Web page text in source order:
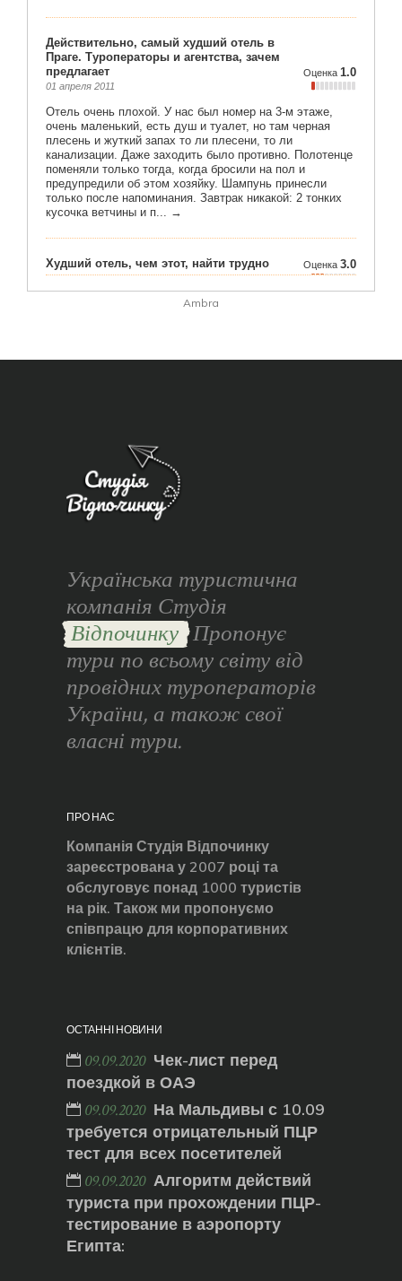
Ambra
Українська туристична
компанія Студія
Відпочинку Пропонує
тури по всьому світу від
провідних туроператорів
України, а також свої
власні тури.
ПРО НАС
Компанія Студія Відпочинку
зареєстрована у 2007 році та
обслуговує понад 1000 туристів
на рік. Також ми пропонуємо
співпрацю для корпоративних
клієнтів.
ОСТАННІ НОВИНИ
09.09.2020 Чек-лист перед
поездкой в ОАЭ
09.09.2020 На Мальдивы с 10.09
требуется отрицательный ПЦР
тест для всех посетителей
09.09.2020 Алгоритм действий
туриста при прохождении ПЦР-
тестирование в аэропорту
Египта: